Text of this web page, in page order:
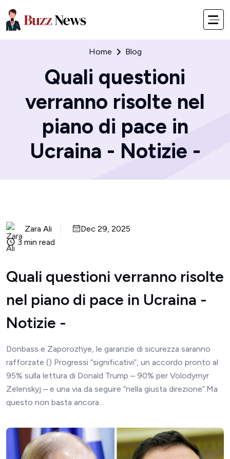
Home Blog
Quali questioni
verranno risolte nel
piano di pace in
Ucraina - Notizie -
Zara Ali
Dec 29, 2025
3 min read
Quali questioni verranno risolte
nel piano di pace in Ucraina -
Notizie -
Donbass e Zaporozhye, le garanzie di sicurezza saranno
rafforzate () Progressi “significativi”, un accordo pronto al
95% sulla lettura di Donald Trump – 90% per Volodymyr
Zelenskyj – e una via da seguire “nella giusta direzione”.Ma
questo non basta ancora...